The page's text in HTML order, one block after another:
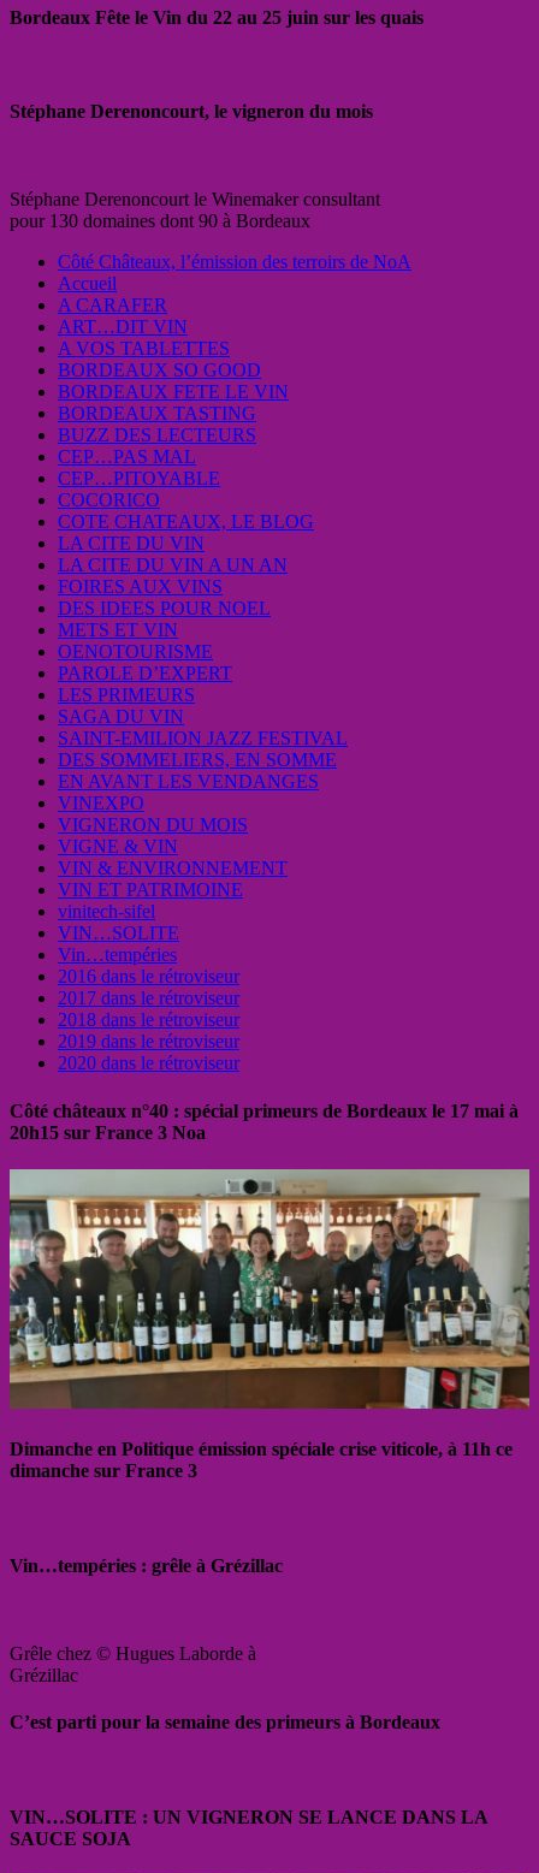
Bordeaux Fête le Vin du 22 au 25 juin sur les quais
Stéphane Derenoncourt, le vigneron du mois
Stéphane Derenoncourt le Winemaker consultant
pour 130 domaines dont 90 à Bordeaux
Côté Châteaux, l’émission des terroirs de NoA
Accueil
A CARAFER
ART…DIT VIN
A VOS TABLETTES
BORDEAUX SO GOOD
BORDEAUX FETE LE VIN
BORDEAUX TASTING
BUZZ DES LECTEURS
CEP…PAS MAL
CEP…PITOYABLE
COCORICO
COTE CHATEAUX, LE BLOG
LA CITE DU VIN
LA CITE DU VIN A UN AN
FOIRES AUX VINS
DES IDEES POUR NOEL
METS ET VIN
OENOTOURISME
PAROLE D’EXPERT
LES PRIMEURS
SAGA DU VIN
SAINT-EMILION JAZZ FESTIVAL
DES SOMMELIERS, EN SOMME
EN AVANT LES VENDANGES
VINEXPO
VIGNERON DU MOIS
VIGNE & VIN
VIN & ENVIRONNEMENT
VIN ET PATRIMOINE
vinitech-sifel
VIN…SOLITE
Vin…tempéries
2016 dans le rétroviseur
2017 dans le rétroviseur
2018 dans le rétroviseur
2019 dans le rétroviseur
2020 dans le rétroviseur
Côté châteaux n°40 : spécial primeurs de Bordeaux le 17 mai à
20h15 sur France 3 Noa
Dimanche en Politique émission spéciale crise viticole, à 11h ce
dimanche sur France 3
Vin…tempéries : grêle à Grézillac
Grêle chez © Hugues Laborde à
Grézillac
C’est parti pour la semaine des primeurs à Bordeaux
VIN…SOLITE : UN VIGNERON SE LANCE DANS LA
SAUCE SOJA